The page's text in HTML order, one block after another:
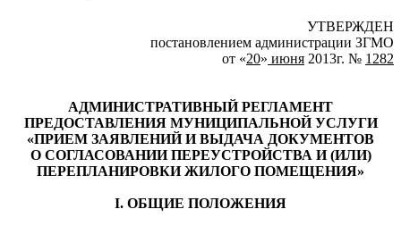
УТВЕРЖДЕН
постановлением администрации ЗГМО
от «20» июня 2013г. № 1282
АДМИНИСТРАТИВНЫЙ РЕГЛАМЕНТ
ПРЕДОСТАВЛЕНИЯ МУНИЦИПАЛЬНОЙ УСЛУГИ
«ПРИЕМ ЗАЯВЛЕНИЙ И ВЫДАЧА ДОКУМЕНТОВ
О СОГЛАСОВАНИИ ПЕРЕУСТРОЙСТВА И (ИЛИ)
ПЕРЕПЛАНИРОВКИ ЖИЛОГО ПОМЕЩЕНИЯ»
I. ОБЩИЕ ПОЛОЖЕНИЯ